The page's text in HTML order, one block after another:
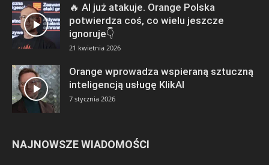
🔥 AI już atakuje. Orange Polska
potwierdza coś, co wielu jeszcze
ignoruje👇
21 kwietnia 2026
Orange wprowadza wspieraną sztuczną
inteligencją usługę KlikAI
7 stycznia 2026
NAJNOWSZE WIADOMOŚCI